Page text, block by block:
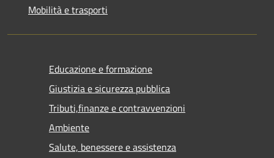
Mobilità e trasporti
Educazione e formazione
Giustizia e sicurezza pubblica
Tributi,finanze e contravvenzioni
Ambiente
Salute, benessere e assistenza